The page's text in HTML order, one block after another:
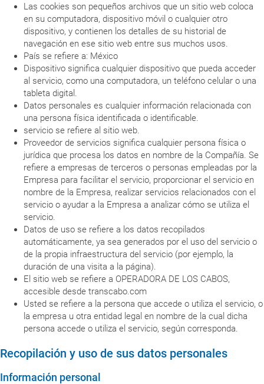
Las cookies son pequeños archivos que un sitio web coloca
en su computadora, dispositivo móvil o cualquier otro
dispositivo, y contienen los detalles de su historial de
navegación en ese sitio web entre sus muchos usos.
País se refiere a: México
Dispositivo significa cualquier dispositivo que pueda acceder
al servicio, como una computadora, un teléfono celular o una
tableta digital.
Datos personales es cualquier información relacionada con
una persona física identificada o identificable.
servicio se refiere al sitio web.
Proveedor de servicios significa cualquier persona física o
jurídica que procesa los datos en nombre de la Compañía. Se
refiere a empresas de terceros o personas empleadas por la
Empresa para facilitar el servicio, proporcionar el servicio en
nombre de la Empresa, realizar servicios relacionados con el
servicio o ayudar a la Empresa a analizar cómo se utiliza el
servicio.
Datos de uso se refiere a los datos recopilados
automáticamente, ya sea generados por el uso del servicio o
de la propia infraestructura del servicio (por ejemplo, la
duración de una visita a la página).
El sitio web se refiere a OPERADORA DE LOS CABOS,
accesible desde transcabo.com
Usted se refiere a la persona que accede o utiliza el servicio, o
la empresa u otra entidad legal en nombre de la cual dicha
persona accede o utiliza el servicio, según corresponda.
Recopilación y uso de sus datos personales
Información personal